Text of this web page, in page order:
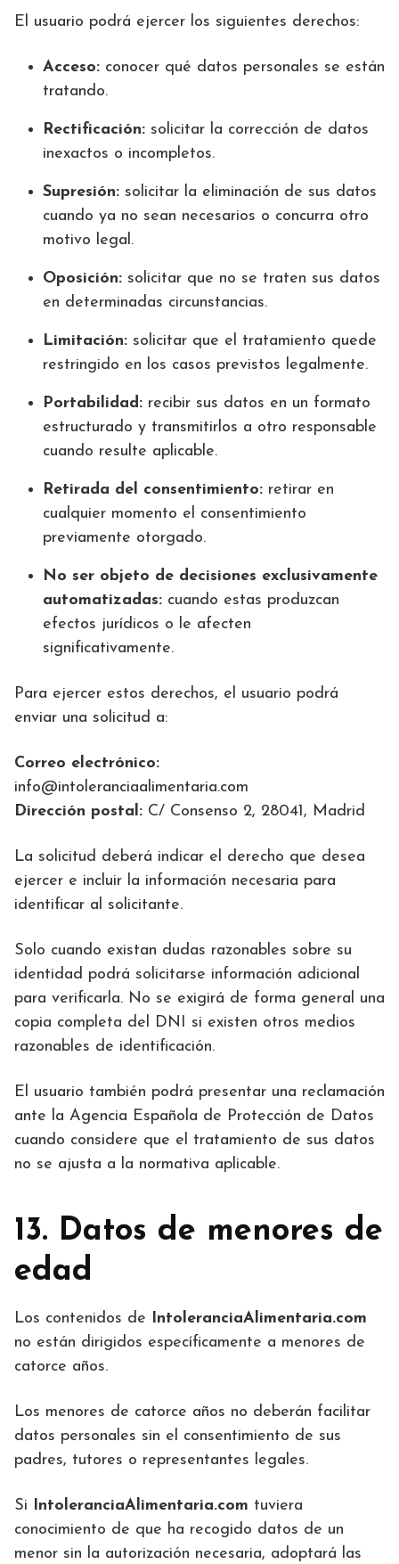
El usuario podrá ejercer los siguientes derechos:
Acceso: conocer qué datos personales se están
tratando.
Rectificación: solicitar la corrección de datos
inexactos o incompletos.
Supresión: solicitar la eliminación de sus datos
cuando ya no sean necesarios o concurra otro
motivo legal.
Oposición: solicitar que no se traten sus datos
en determinadas circunstancias.
Limitación: solicitar que el tratamiento quede
restringido en los casos previstos legalmente.
Portabilidad: recibir sus datos en un formato
estructurado y transmitirlos a otro responsable
cuando resulte aplicable.
Retirada del consentimiento: retirar en
cualquier momento el consentimiento
previamente otorgado.
No ser objeto de decisiones exclusivamente
automatizadas: cuando estas produzcan
efectos jurídicos o le afecten
significativamente.
Para ejercer estos derechos, el usuario podrá
enviar una solicitud a:
Correo electrónico:
info@intoleranciaalimentaria.com
Dirección postal: C/ Consenso 2, 28041, Madrid
La solicitud deberá indicar el derecho que desea
ejercer e incluir la información necesaria para
identificar al solicitante.
Solo cuando existan dudas razonables sobre su
identidad podrá solicitarse información adicional
para verificarla. No se exigirá de forma general una
copia completa del DNI si existen otros medios
razonables de identificación.
El usuario también podrá presentar una reclamación
ante la Agencia Española de Protección de Datos
cuando considere que el tratamiento de sus datos
no se ajusta a la normativa aplicable.
13. Datos de menores de
edad
Los contenidos de IntoleranciaAlimentaria.com
no están dirigidos específicamente a menores de
catorce años.
Los menores de catorce años no deberán facilitar
datos personales sin el consentimiento de sus
padres, tutores o representantes legales.
Si IntoleranciaAlimentaria.com tuviera
conocimiento de que ha recogido datos de un
menor sin la autorización necesaria, adoptará las